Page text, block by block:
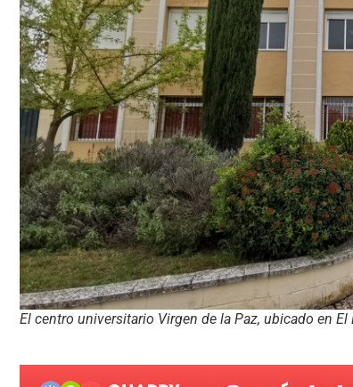
El centro universitario Virgen de la Paz, ubicado en El